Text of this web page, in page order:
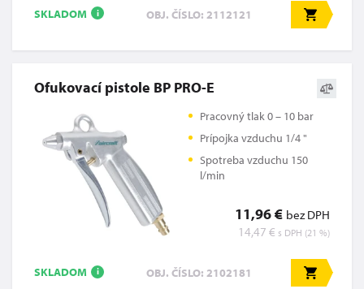
SKLADOM i OBJ. ČÍSLO: 2112121
Ofukovací pistole BP PRO-E
Pracovný tlak 0 – 10 bar
Prípojka vzduchu 1/4 "
Spotreba vzduchu 150
l/min
11,96 € bez DPH
14,47 € s DPH (21 %)
SKLADOM i OBJ. ČÍSLO: 2102181